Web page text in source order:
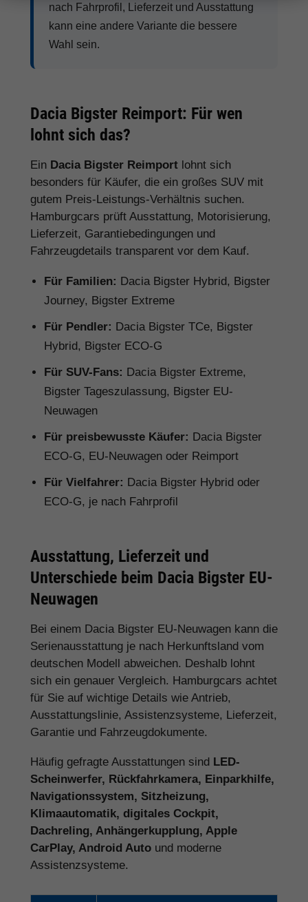
nach Fahrprofil, Lieferzeit und Ausstattung
kann eine andere Variante die bessere
Wahl sein.
Dacia Bigster Reimport: Für wen
lohnt sich das?
Ein Dacia Bigster Reimport lohnt sich
besonders für Käufer, die ein großes SUV mit
gutem Preis-Leistungs-Verhältnis suchen.
Hamburgcars prüft Ausstattung, Motorisierung,
Lieferzeit, Garantiebedingungen und
Fahrzeugdetails transparent vor dem Kauf.
Für Familien: Dacia Bigster Hybrid, Bigster
Journey, Bigster Extreme
Für Pendler: Dacia Bigster TCe, Bigster
Hybrid, Bigster ECO-G
Für SUV-Fans: Dacia Bigster Extreme,
Bigster Tageszulassung, Bigster EU-
Neuwagen
Für preisbewusste Käufer: Dacia Bigster
ECO-G, EU-Neuwagen oder Reimport
Für Vielfahrer: Dacia Bigster Hybrid oder
ECO-G, je nach Fahrprofil
Ausstattung, Lieferzeit und
Unterschiede beim Dacia Bigster EU-
Neuwagen
Bei einem Dacia Bigster EU-Neuwagen kann die
Serienausstattung je nach Herkunftsland vom
deutschen Modell abweichen. Deshalb lohnt
sich ein genauer Vergleich. Hamburgcars achtet
für Sie auf wichtige Details wie Antrieb,
Ausstattungslinie, Assistenzsysteme, Lieferzeit,
Garantie und Fahrzeugdokumente.
Häufig gefragte Ausstattungen sind LED-
Scheinwerfer, Rückfahrkamera, Einparkhilfe,
Navigationssystem, Sitzheizung,
Klimaautomatik, digitales Cockpit,
Dachreling, Anhängerkupplung, Apple
CarPlay, Android Auto und moderne
Assistenzsysteme.